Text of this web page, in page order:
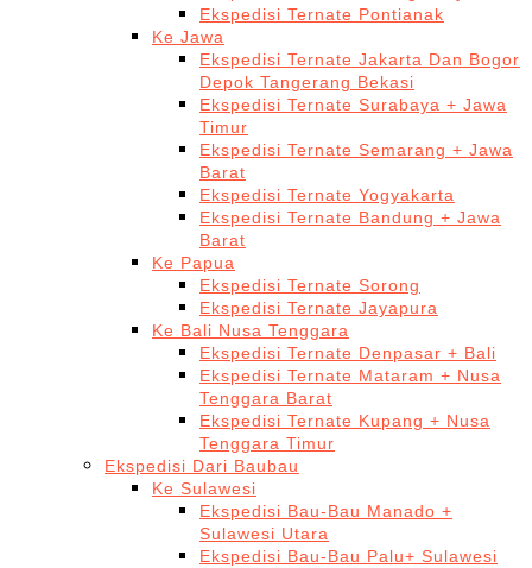
Ekspedisi Ternate Pontianak
Ke Jawa
Ekspedisi Ternate Jakarta Dan Bogor
Depok Tangerang Bekasi
Ekspedisi Ternate Surabaya + Jawa
Timur
Ekspedisi Ternate Semarang + Jawa
Barat
Ekspedisi Ternate Yogyakarta
Ekspedisi Ternate Bandung + Jawa
Barat
Ke Papua
Ekspedisi Ternate Sorong
Ekspedisi Ternate Jayapura
Ke Bali Nusa Tenggara
Ekspedisi Ternate Denpasar + Bali
Ekspedisi Ternate Mataram + Nusa
Tenggara Barat
Ekspedisi Ternate Kupang + Nusa
Tenggara Timur
Ekspedisi Dari Baubau
Ke Sulawesi
Ekspedisi Bau-Bau Manado +
Sulawesi Utara
Ekspedisi Bau-Bau Palu+ Sulawesi